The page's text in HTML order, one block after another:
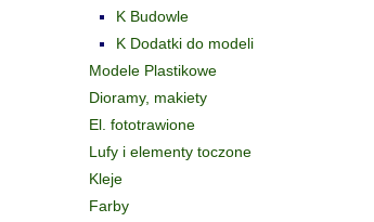
K Budowle
K Dodatki do modeli
Modele Plastikowe
Dioramy, makiety
El. fototrawione
Lufy i elementy toczone
Kleje
Farby